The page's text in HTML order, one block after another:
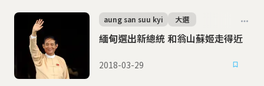
緬甸選出新總統 和翁山蘇姬走得近
aung san suu kyi 大選
2018-03-29